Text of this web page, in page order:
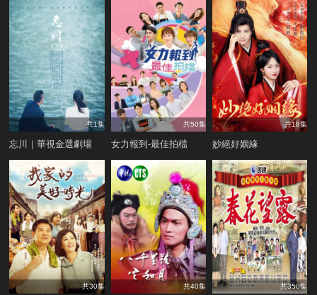
共1集
忘川｜華視金選劇場
共50集
女力報到-最佳拍檔
共18集
妙絕好姻緣
共30集 共40集 共350集